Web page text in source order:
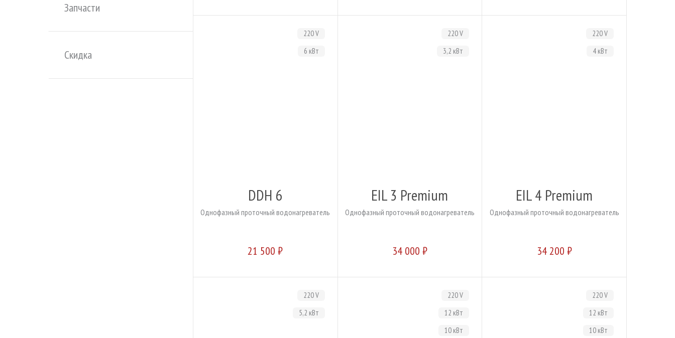
Запчасти
Скидка
220 V
6 кВт
DDH 6
Однофазный проточный водонагреватель
21 500 ₽
220 V
3,2 кВт
EIL 3 Premium
Однофазный проточный водонагреватель
34 000 ₽
220 V
4 кВт
EIL 4 Premium
Однофазный проточный водонагреватель
34 200 ₽
220 V
5,2 кВт
220 V
12 кВт
10 кВт
220 V
12 кВт
10 кВт